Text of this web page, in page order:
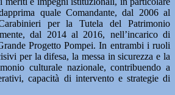
quale Comandante, dal 2006 al
per la Tutela del Patrimonio
dal 2014 al 2016, nell’incarico di
Progetto Pompei. In entrambi i ruoli
per la difesa, la messa in sicurezza e la
culturale nazionale, contribuendo a
capacità di intervento e strategie di